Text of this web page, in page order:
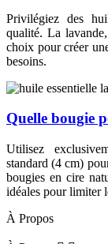
Privilégiez des
qualité. La
choix pour créer
besoins.
Quelle bougie
Utilisez
standard (4 cm)
bougies en cire
idéales pour limiter
À Propos